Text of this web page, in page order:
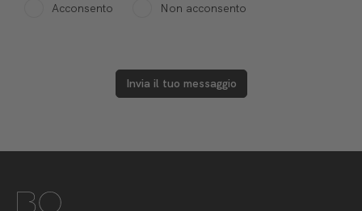
Acconsento
Non acconsento
Invia il tuo messaggio